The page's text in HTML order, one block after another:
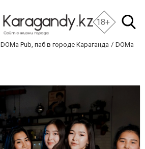
18+
DOMa Pub, паб в городе Караганда
DOMa